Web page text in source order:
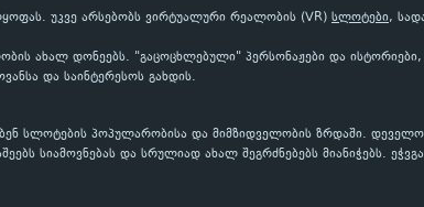
უკვე არსებობს ვირტუალური რეალობის (VR) სლოტები,
ახალ დონეებს. "გაცოცხლებული" პერსონაჟები და ისტორიები,
და საინტერესოს გახდის.
სლოტების პოპულარობისა და მიმზიდველობის ზრდაში.
სიამოვნებას და სრულიად ახალ შეგრძნებებს მიანიჭებს.